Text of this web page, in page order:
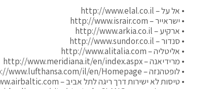
• אל על – http://www.elal.co.il
• ישראייר – http://www.israir.com
• ארקיע – http://www.arkia.co.il
• סנדור – http://www.sundor.co.il
• אליטליה – http://www.alitalia.com
• מרידיאנה – http://www.meridiana.it/en/index.aspx
• לופטהנזה – http://www.lufthansa.com/il/en/Homepage
• טיסות לא ישירות דרך ריגה לתל אביב – www.airbaltic.com/